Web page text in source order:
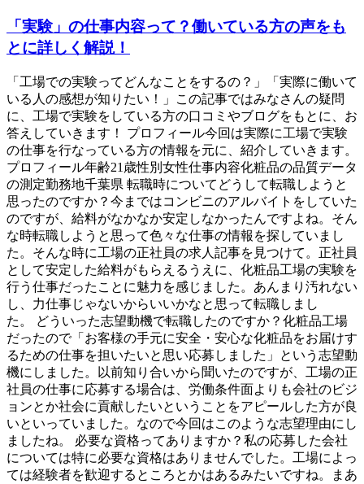
「実験」の仕事内容って？働いている方の声をも
とに詳しく解説！
「工場での実験ってどんなことをするの？」「実際に働いて
いる人の感想が知りたい！」この記事ではみなさんの疑問
に、工場で実験をしている方の口コミやブログをもとに、お
答えしていきます！ プロフィール今回は実際に工場で実験
の仕事を行なっている方の情報を元に、紹介していきます。
プロフィール年齢21歳性別女性仕事内容化粧品の品質データ
の測定勤務地千葉県 転職時についてどうして転職しようと
思ったのですか？今まではコンビニのアルバイトをしていた
のですが、給料がなかなか安定しなかったんですよね。そん
な時転職しようと思って色々な仕事の情報を探していまし
た。そんな時に工場の正社員の求人記事を見つけて。正社員
として安定した給料がもらえるうえに、化粧品工場の実験を
行う仕事だったことに魅力を感じました。あんまり汚れない
し、力仕事じゃないからいいかなと思って転職しまし
た。 どういった志望動機で転職したのですか？化粧品工場
だったので「お客様の手元に安全・安心な化粧品をお届けす
るための仕事を担いたいと思い応募しました」という志望動
機にしました。以前知り合いから聞いたのですが、工場の正
社員の仕事に応募する場合は、労働条件面よりも会社のビジ
ョンとか社会に貢献したいということをアピールした方が良
いといっていました。なので今回はこのような志望理由にし
ましたね。 必要な資格ってありますか？私の応募した会社
については特に必要な資格はありませんでした。工場によっ
ては経験者を歓迎するところとかはあるみたいですね。まあ